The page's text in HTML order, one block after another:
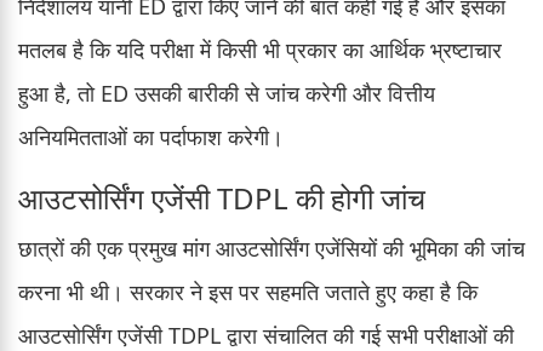
मतलब है कि यदि परीक्षा में किसी भी प्रकार का आर्थिक भ्रष्टाचार
हुआ है, तो ED उसकी बारीकी से जांच करेगी और वित्तीय
अनियमितताओं का पर्दाफाश करेगी।
आउटसोर्सिंग एजेंसी TDPL की होगी जांच
छात्रों की एक प्रमुख मांग आउटसोर्सिंग एजेंसियों की भूमिका की जांच
करना भी थी। सरकार ने इस पर सहमति जताते हुए कहा है कि
आउटसोर्सिंग एजेंसी TDPL द्वारा संचालित की गई सभी परीक्षाओं की